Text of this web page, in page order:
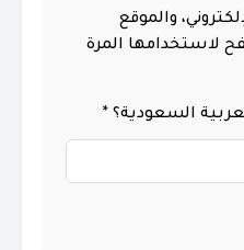
والموقع
لاستخدامها المرة
السعودية؟ *